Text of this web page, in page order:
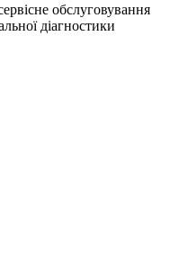
обслуговування
діагностики